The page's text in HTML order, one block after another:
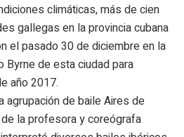
climáticas, más de cien
gallegas en la provincia cubana
el pasado 30 de diciembre en la
Byrne de esta ciudad para
año 2017.
agrupación de baile Aires de
la profesora y coreógrafa